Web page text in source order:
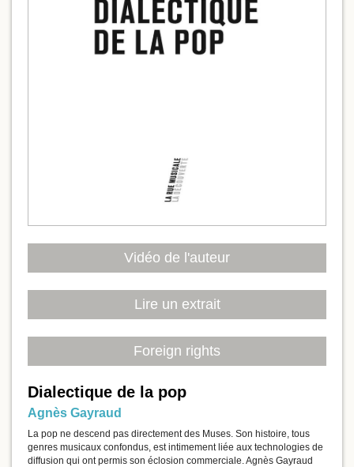
Vidéo de l'auteur
Lire un extrait
Foreign rights
Dialectique de la pop
Agnès Gayraud
La pop ne descend pas directement des Muses. Son histoire, tous
genres musicaux confondus, est intimement liée aux technologies de
diffusion qui ont permis son éclosion commerciale. Agnès Gayraud